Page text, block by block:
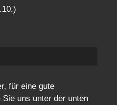
für eine gute
uns unter der unten